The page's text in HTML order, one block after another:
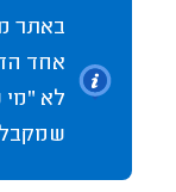
באתר
אחד
לא "מי
שמקבל